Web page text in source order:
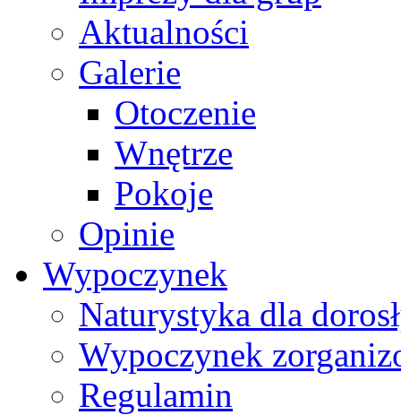
Aktualności
Galerie
Otoczenie
Wnętrze
Pokoje
Opinie
Wypoczynek
Naturystyka dla
Wypoczynek
Regulamin